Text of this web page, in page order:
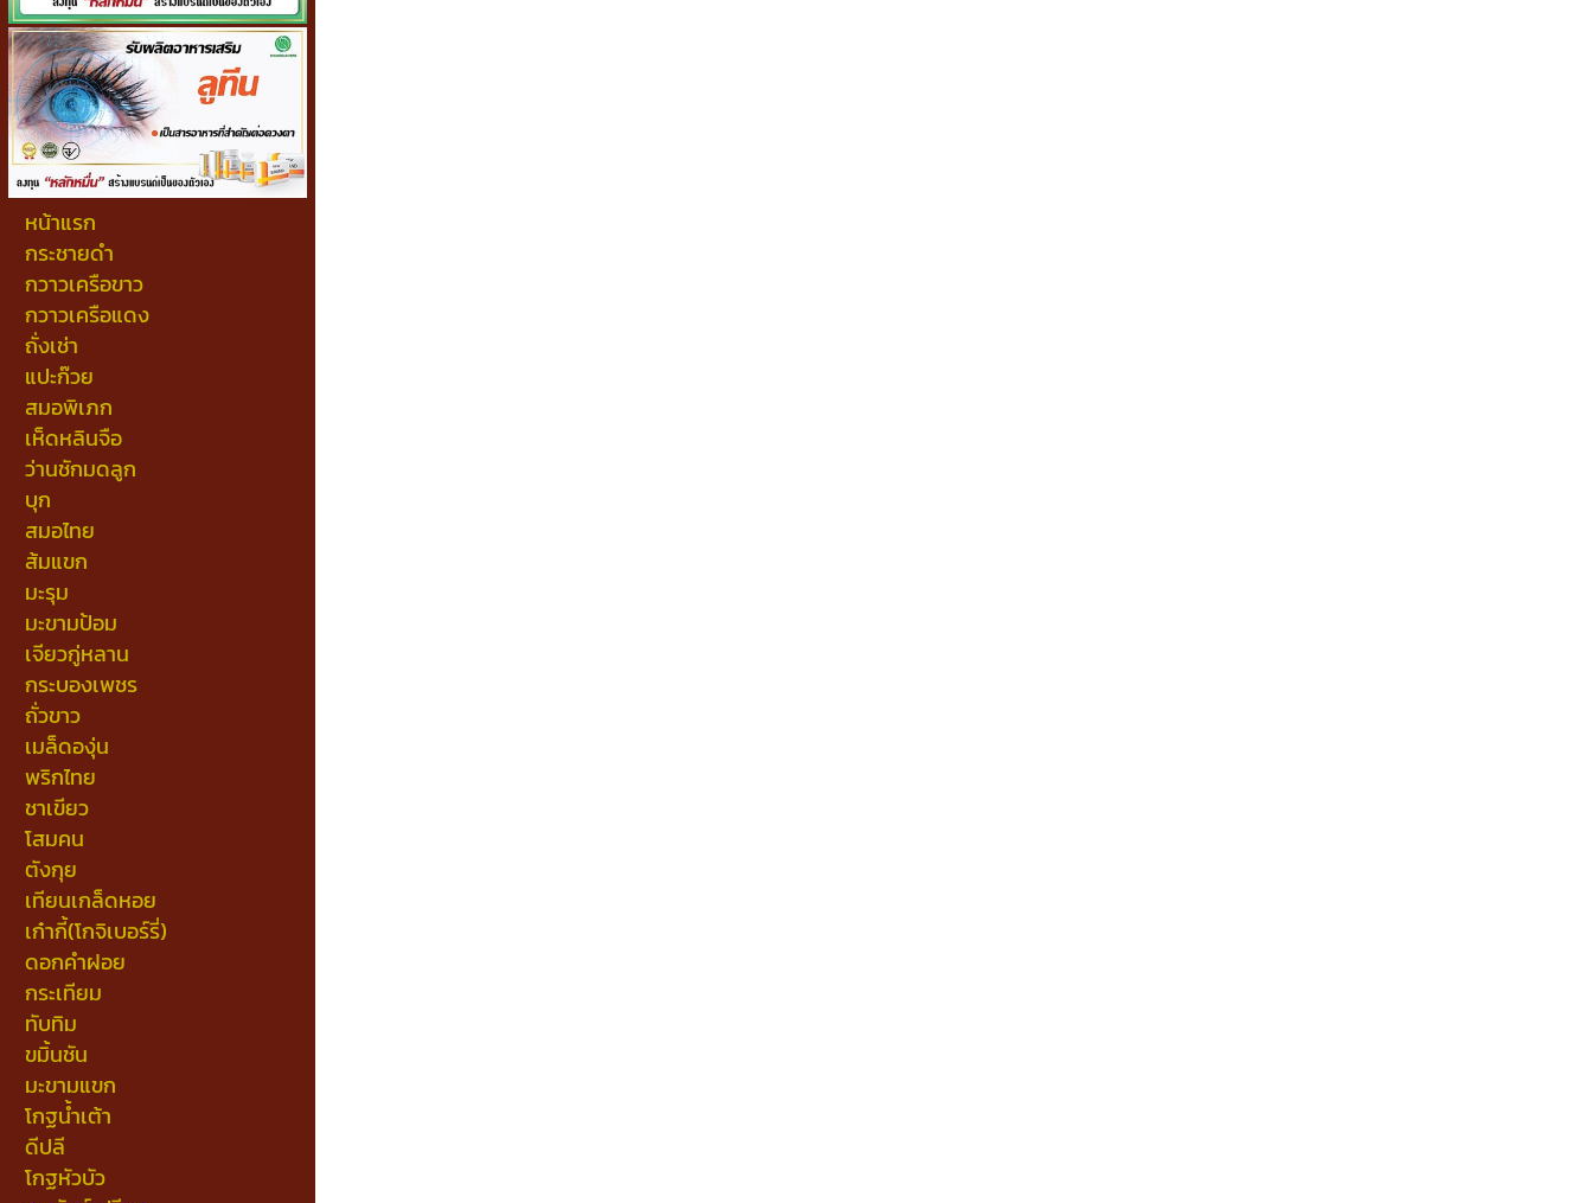
หน้าแรก
กระชายดำ
กวาวเครือขาว
กวาวเครือแดง
ถั่งเช่า
แปะก๊วย
สมอพิเภก
เห็ดหลินจือ
ว่านชักมดลูก
บุก
สมอไทย
ส้มแขก
มะรุม
มะขามป้อม
เจียวกู่หลาน
กระบองเพชร
ถั่วขาว
เมล็ดองุ่น
พริกไทย
ชาเขียว
โสมคน
ตังกุย
เทียนเกล็ดหอย
เก๋ากี้(โกจิเบอร์รี่)
ดอกคำฝอย
กระเทียม
ทับทิม
ขมิ้นชัน
มะขามแขก
โกฐน้ำเต้า
ดีปลี
โกฐหัวบัว